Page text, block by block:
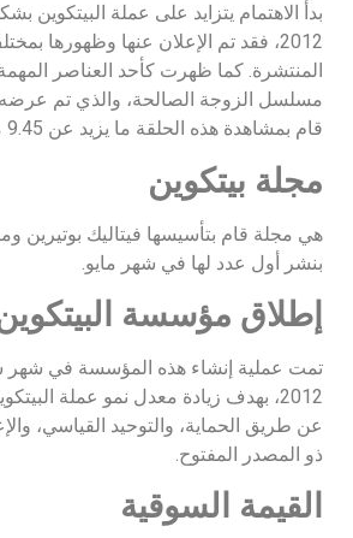
بدأ الاهتمام يتزايد على عملة البيتكوين
2012، فقد تم الإعلان عنها وظهورها
المنتشرة. كما ظهرت كأحد العناصر
قام بمشاهدة هذه الحلقة ما يزيد عن 9.45 مليون مواطن.
مجلة بيتكوين
هي مجلة قام بتأسيسها فيتاليك بوتيرين
بنشر أول عدد لها في شهر مايو.
إطلاق مؤسسة
تمت عملية إنشاء هذه المؤسسة في شهر
2012، بهدف زيادة معدل نمو عملة
عن طريق الحماية، والتوحيد القياسي،
ذو المصدر المفتوح.
القيمة السوقية